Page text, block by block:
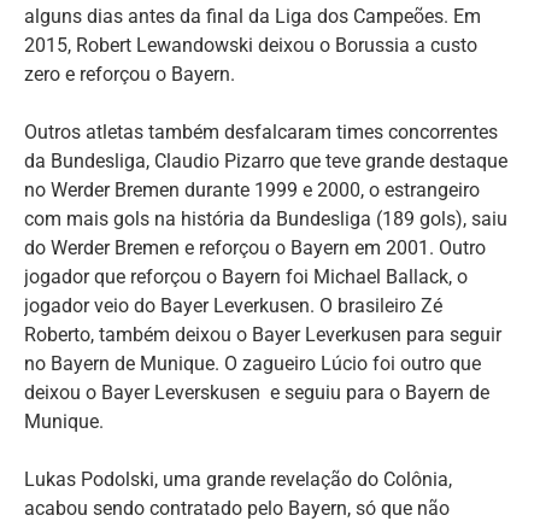
alguns dias antes da final da Liga dos Campeões. Em
2015, Robert Lewandowski deixou o Borussia a custo
zero e reforçou o Bayern.
Outros atletas também desfalcaram times concorrentes
da Bundesliga, Claudio Pizarro que teve grande destaque
no Werder Bremen durante 1999 e 2000, o estrangeiro
com mais gols na história da Bundesliga (189 gols), saiu
do Werder Bremen e reforçou o Bayern em 2001. Outro
jogador que reforçou o Bayern foi Michael Ballack, o
jogador veio do Bayer Leverkusen. O brasileiro Zé
Roberto, também deixou o Bayer Leverkusen para seguir
no Bayern de Munique. O zagueiro Lúcio foi outro que
deixou o Bayer Leverskusen e seguiu para o Bayern de
Munique.
Lukas Podolski, uma grande revelação do Colônia,
acabou sendo contratado pelo Bayern, só que não